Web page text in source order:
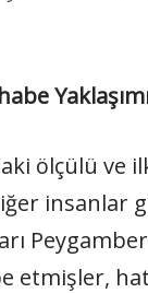
ölçülü ve
insanlar
etmişler,